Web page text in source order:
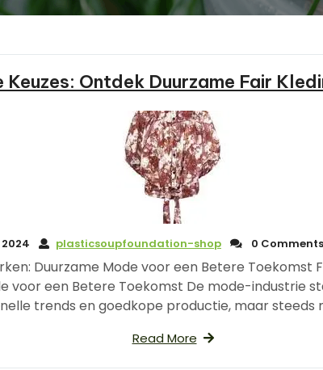
Keuzes: Ontdek Duurzame Fair
plasticsoupfoundation-shop 0 Comments
Duurzame Mode voor een Betere Toekomst
voor een Betere Toekomst De mode-industrie
trends en goedkope productie, maar steeds
Read More